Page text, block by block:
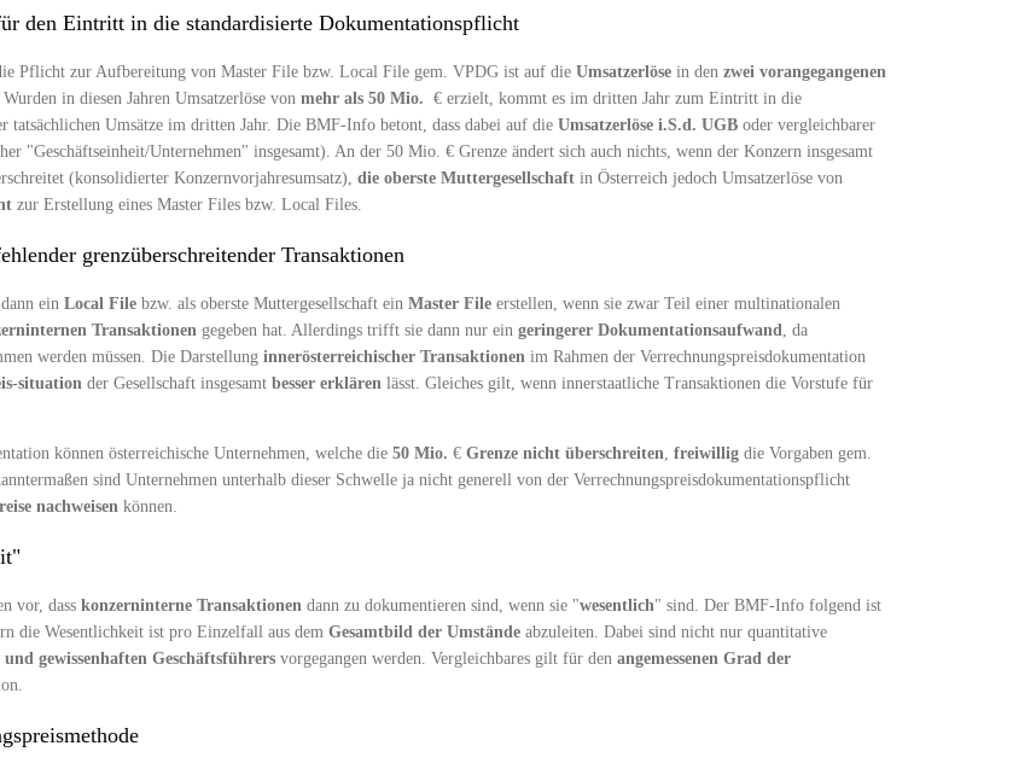
den Eintritt in die standardisierte Dokumentationspflicht
Pflicht zur Aufbereitung von Master File bzw. Local File gem. VPDG ist auf die Umsatzerlöse in den zwei vorangegangenen
in diesen Jahren Umsatzerlöse von mehr als 50 Mio. € erzielt, kommt es im dritten Jahr zum Eintritt in die
Umsätze im dritten Jahr. Die BMF-Info betont, dass dabei auf die Umsatzerlöse i.S.d. UGB oder vergleichbarer
"Geschäftseinheit/Unternehmen" insgesamt). An der 50 Mio. € Grenze ändert sich auch nichts, wenn der Konzern insgesamt
(konsolidierter Konzernvorjahresumsatz), die oberste Muttergesellschaft in Österreich jedoch Umsatzerlöse von
zur Erstellung eines Master Files bzw. Local Files.
grenzüberschreitender Transaktionen
dann ein Local File bzw. als oberste Muttergesellschaft ein Master File erstellen, wenn sie zwar Teil einer multinationalen
Transaktionen gegeben hat. Allerdings trifft sie dann nur ein geringerer Dokumentationsaufwand , da
werden müssen. Die Darstellung innerösterreichischer Transaktionen im Rahmen der Verrechnungspreisdokumentation
situation der Gesellschaft insgesamt besser erklären lässt. Gleiches gilt, wenn innerstaatliche Transaktionen die Vorstufe für
können österreichische Unternehmen, welche die 50 Mio. € Grenze nicht überschreiten freiwillig die Vorgaben gem.
sind Unternehmen unterhalb dieser Schwelle ja nicht generell von der Verrechnungspreisdokumentationspflicht
nachweisen können.
vor, dass konzerninterne Transaktionen dann zu dokumentieren sind, wenn sie "wesentlich" sind. Der BMF-Info folgend ist
die Wesentlichkeit ist pro Einzelfall aus dem Gesamtbild der Umstände abzuleiten. Dabei sind nicht nur quantitative
gewissenhaften Geschäftsführers vorgegangen werden. Vergleichbares gilt für den angemessenen Grad der